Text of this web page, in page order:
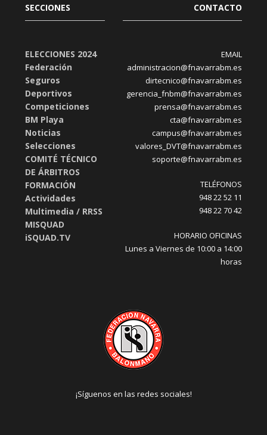
SECCIONES
ELECCIONES 2024
Federación
Seguros
Deportivos
Competiciones
BM Playa
Noticias
Selecciones
COMITÉ TÉCNICO
DE ÁRBITROS
FORMACIÓN
Actividades
Multimedia / RRSS
MISQUAD
iSQUAD.TV
CONTACTO
EMAIL
administracion@fnavarrabm.es
dirtecnico@fnavarrabm.es
gerencia_fnbm@fnavarrabm.es
prensa@fnavarrabm.es
cta@fnavarrabm.es
campus@fnavarrabm.es
valores_DVT@fnavarrabm.es
soporte@fnavarrabm.es
TELÉFONOS
948 22 52 11
948 22 70 42
HORARIO OFICINAS
Lunes a Viernes de 10:00 a 14:00
horas
¡Síguenos en las redes sociales!